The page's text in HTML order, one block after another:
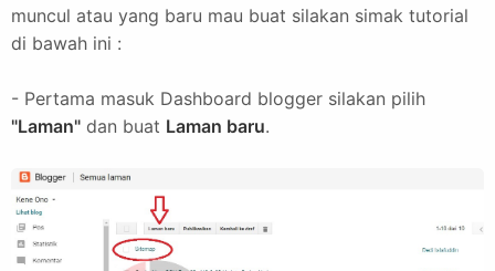
muncul atau yang baru mau buat silakan simak tutorial
di bawah ini :
- Pertama masuk Dashboard blogger silakan pilih
"Laman" dan buat Laman baru.